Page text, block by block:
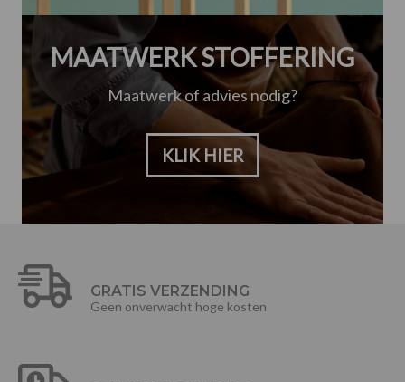
MAATWERK STOFFERING
Maatwerk of advies nodig?
KLIK HIER
GRATIS VERZENDING
Geen onverwacht hoge kosten